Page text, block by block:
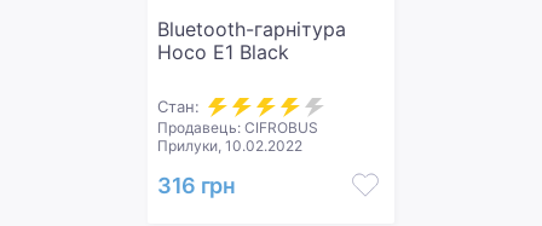
Bluetooth-гарнітура
Hoco E1 Black
Стан:
Продавець: CIFROBUS
Прилуки, 10.02.2022
316 грн